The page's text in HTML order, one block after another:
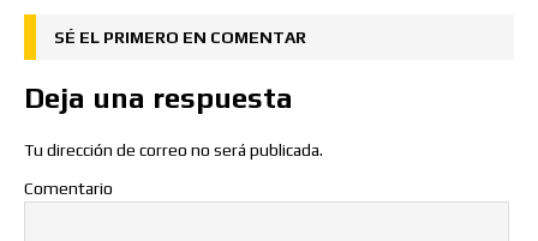
SÉ EL PRIMERO EN COMENTAR
Deja una respuesta
Tu dirección de correo no será publicada.
Comentario